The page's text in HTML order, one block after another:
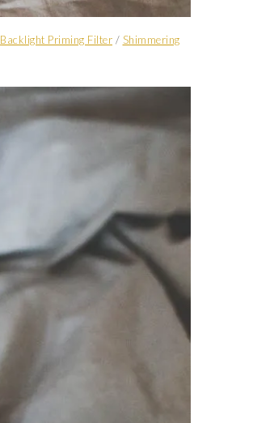
Backlight Priming Filter / Shimmering